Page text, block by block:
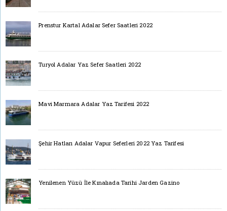
Prenstur Kartal Adalar Sefer Saatleri 2022
Turyol Adalar Yaz Sefer Saatleri 2022
Mavi Marmara Adalar Yaz Tarifesi 2022
Şehir Hatları Adalar Vapur Seferleri 2022 Yaz Tarifesi
Yenilenen Yüzü İle Kınalıada Tarihi Jarden Gazino